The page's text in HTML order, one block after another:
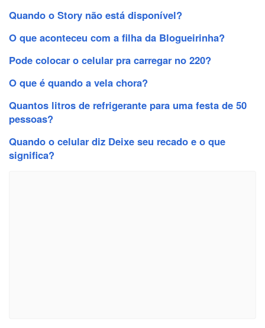
Quando o Story não está disponível?
O que aconteceu com a filha da Blogueirinha?
Pode colocar o celular pra carregar no 220?
O que é quando a vela chora?
Quantos litros de refrigerante para uma festa de 50
pessoas?
Quando o celular diz Deixe seu recado e o que
significa?